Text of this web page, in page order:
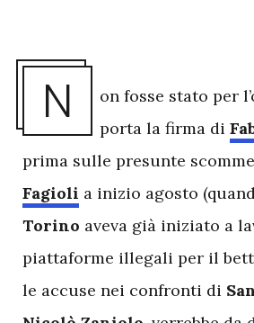
N
on fosse stato per
porta la firma di
prima sulle presunte
Fagioli a inizio agosto
Torino aveva già iniziato a
piattaforme illegali per il
le accuse nei confronti di